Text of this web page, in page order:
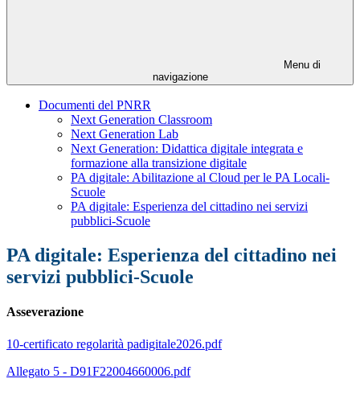
Menu di
navigazione
Documenti del PNRR
Next Generation Classroom
Next Generation Lab
Next Generation: Didattica digitale integrata e
formazione alla transizione digitale
PA digitale: Abilitazione al Cloud per le PA Locali-
Scuole
PA digitale: Esperienza del cittadino nei servizi
pubblici-Scuole
PA digitale: Esperienza del cittadino nei
servizi pubblici-Scuole
Asseverazione
10-certificato regolarità padigitale2026.pdf
Allegato 5 - D91F22004660006.pdf